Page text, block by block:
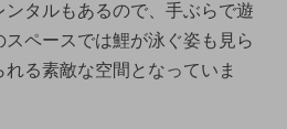
タルもあるので、手ぶらで遊
ペースでは鯉が泳ぐ姿も見ら
る素敵な空間となっていま